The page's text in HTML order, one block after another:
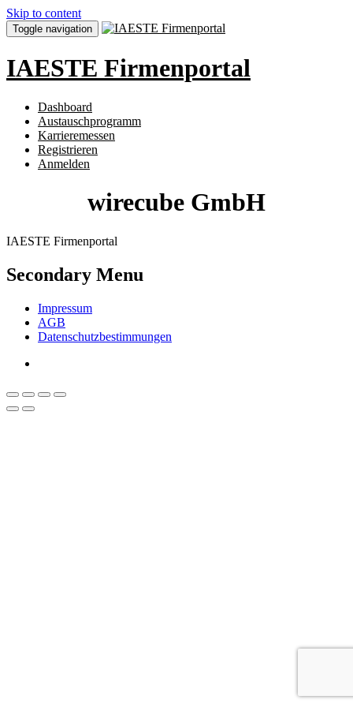
Skip to content
Toggle navigation
IAESTE Firmenportal
Dashboard
Austauschprogramm
Karrieremessen
Registrieren
Anmelden
wirecube GmbH
IAESTE Firmenportal
Secondary Menu
Impressum
AGB
Datenschutzbestimmungen